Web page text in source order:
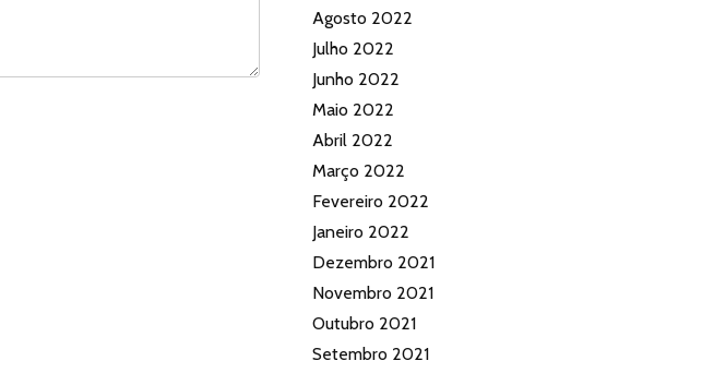
Agosto 2022
Julho 2022
Junho 2022
Maio 2022
Abril 2022
Março 2022
Fevereiro 2022
Janeiro 2022
Dezembro 2021
Novembro 2021
Outubro 2021
Setembro 2021